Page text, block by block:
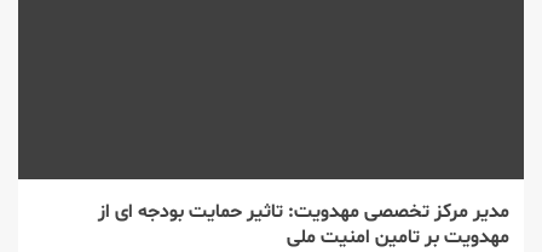
مدیر مركز تخصصی مهدویت: تاثیر حمایت بودجه ای از
مهدویت بر تامین امنیت ملی